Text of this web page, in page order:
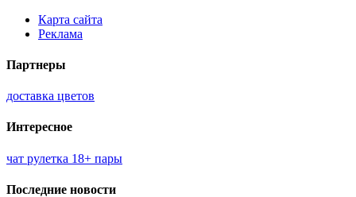
Карта сайта
Реклама
Партнеры
доставка цветов
Интересное
чат рулетка 18+ пары
Последние новости